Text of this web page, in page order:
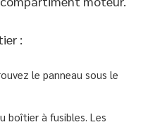
:
le panneau sous le
boîtier à fusibles. Les